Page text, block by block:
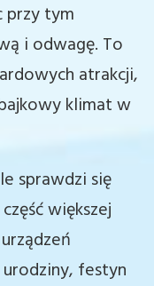
przy tym
i odwagę. To
atrakcji,
klimat w
sprawdzi się
większej
urodziny, festyn